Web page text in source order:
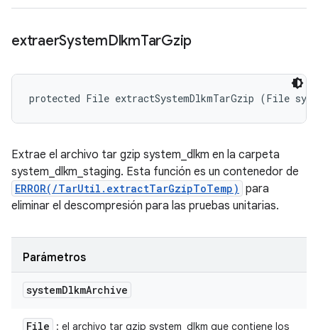
extraerSystemDlkmTarGzip
protected File extractSystemDlkmTarGzip (File
Extrae el archivo tar gzip system_dlkm en la carpeta
system_dlkm_staging. Esta función es un contenedor de
ERROR(/TarUtil.extractTarGzipToTemp) para
eliminar el descompresión para las pruebas unitarias.
Parámetros
systemDlkmArchive
File
: el archivo tar gzip system_dlkm que contiene los